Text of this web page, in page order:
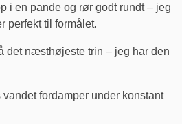
i en pande og rør godt rundt – jeg
perfekt til formålet.
det næsthøjeste trin – jeg har den
fordamper under konstant